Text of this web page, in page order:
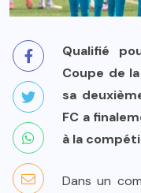
Qualifié
Coupe de
sa
FC a
à la
Dans un